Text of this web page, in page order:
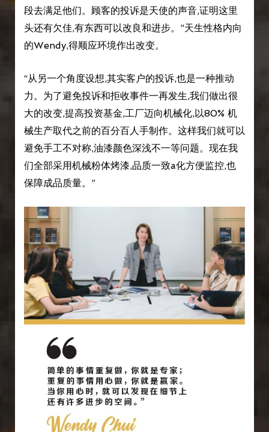
段去满足他们。顾客的投诉是天使的声音,证明这里
头还有欠佳,有东西可以改良和进步。”天生性格内向
的Wendy,得顺应环境作出改变。
“从另一个角度设想,其实客户的投诉,也是一种推动
力。为了避免投诉和拒收事件一再发生,我们做出很
大的改变,提高投资基金,工厂迈向机械化,以80% 机
械生产取代之前的百分百人手制作。这样我们就可以
避免手工不对称,油漆颜色深浅不一等问题。现在我
们全部采用机械粉体烤漆,品质一致a化方便监控,也
保障成品质量。”